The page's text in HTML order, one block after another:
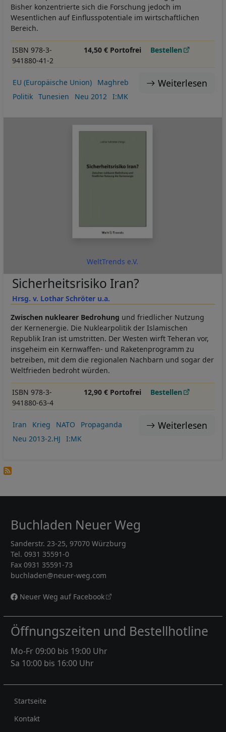
Bisher konzentrierte sich die Forschung jedoch im
Wesentlichen auf Einflusspotentiale im wirtschaftlichen
Bereich.
ISBN 978-3-
941880-41-2
14,50 € Portofrei Bestellen
Weiterlesen
EU (Europäische Union)
Maghreb
Politik
Tunesien Neu 2012 I:MK
WeltTrends e.V.
Hrsg. v. Lothar Schröter u.a.
Sicherheitsrisiko Iran?
Zwischen nuklearer Bedrohung und friedlicher Nutzung
der Kernenergie. Die Nuklearpolitik der Islamischen
Republik Iran ist umstritten. Der Westen wirft Teheran vor,
insgeheim ein Kernwaffen- und Raketenprogramm zu
betreiben, mit dem die regionalen Nachbarn und sogar der
Weltfrieden bedroht würden.
ISBN 978-3-
941880-63-4
12,90 € Portofrei Bestellen
Weiterlesen
Iran Krieg NATO
Propaganda
Neu 2013-2.HJ
I:MK
Buchladen Neuer Weg
Sanderstr. 23-25, 97070 Würzburg
Tel. 0931 35591-0
Fax 0931 35591-73
buchladen@neuer-weg.com
Neuer Weg auf Facebook
Öffnungszeiten und Bestellhotline
Mo-Fr 09:00 bis 19:00 Uhr
Sa 10:00 bis 16:00 Uhr
Rechtliches
Startseite
Kontakt